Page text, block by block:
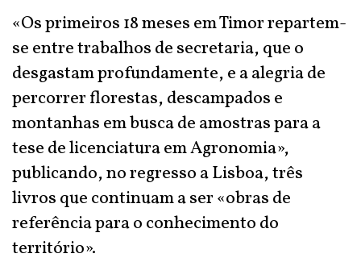
«Os primeiros 18 meses em Timor repartem-
se entre trabalhos de secretaria, que o
desgastam profundamente, e a alegria de
percorrer florestas, descampados e
montanhas em busca de amostras para a
tese de licenciatura em Agronomia»,
publicando, no regresso a Lisboa, três
livros que continuam a ser «obras de
referência para o conhecimento do
território».